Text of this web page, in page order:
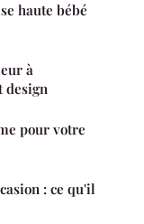
haute bébé
à
design
pour votre
: ce qu'il